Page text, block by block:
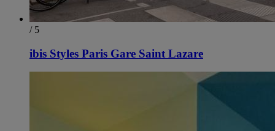
/ 5
ibis Styles Paris Gare Saint Lazare